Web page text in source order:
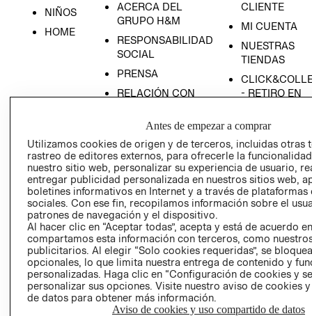
NIÑOS
HOME
ACERCA DEL
GRUPO H&M
RESPONSABILIDAD
SOCIAL
PRENSA
RELACIÓN CON
POLÍTICA
EMPRESARIAL
CLIENTE
MI CUENTA
NUESTRAS
TIENDAS
- RETIRO EN
TÉRMINOS Y
CONDICIONES
AVISO DE
PRIVACIDAD
GIFT CARD
COOKIES
Antes de empezar a comprar
Utilizamos cookies de origen y de terceros, incluidas otras
rastreo de editores externos, para ofrecerle la
nuestro sitio web, personalizar su experiencia de usuario,
entregar publicidad personalizada en nuestros sitios web,
boletines informativos en Internet y a través de plataformas
sociales. Con ese fin, recopilamos información sobre el
patrones de navegación y el dispositivo.
Al hacer clic en “Aceptar todas”, acepta y está de acuerdo
compartamos esta información con terceros, como
publicitarios. Al elegir “Solo cookies requeridas”, se
opcionales, lo que limita nuestra entrega de contenido y
personalizadas. Haga clic en “Configuración de cookies y
personalizar sus opciones. Visite nuestro aviso de cookies
de datos para obtener más información.
Aviso de cookies y uso compartido de datos